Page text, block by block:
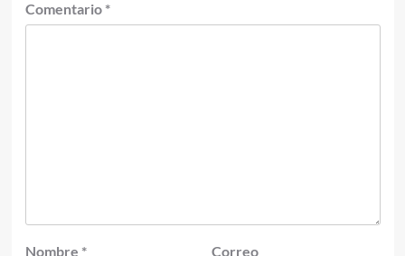
Comentario *
Nombre *
Correo